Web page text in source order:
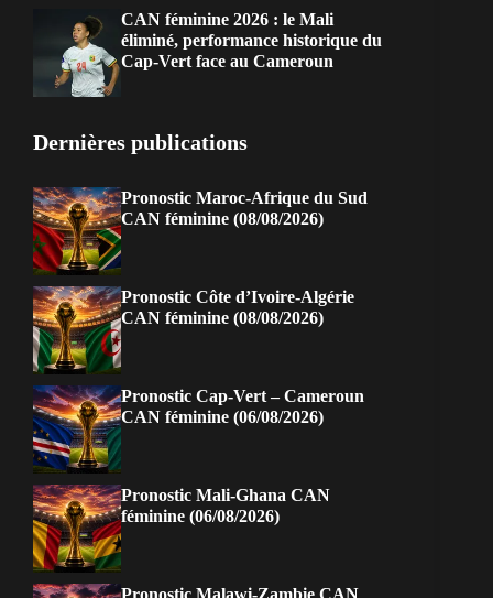
CAN féminine 2026 : le Mali
éliminé, performance historique du
Cap-Vert face au Cameroun
Dernières publications
Pronostic Maroc-Afrique du Sud
CAN féminine (08/08/2026)
Pronostic Côte d’Ivoire-Algérie
CAN féminine (08/08/2026)
Pronostic Cap-Vert – Cameroun
CAN féminine (06/08/2026)
Pronostic Mali-Ghana CAN
féminine (06/08/2026)
Pronostic Malawi-Zambie CAN